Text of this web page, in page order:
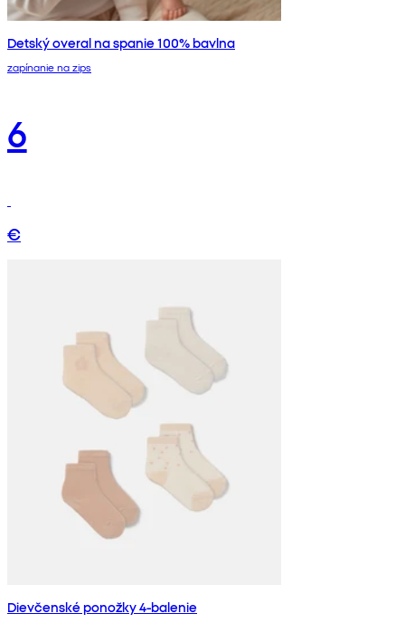
Detský overal na spanie 100% bavlna
zapínanie na zips
6
€
Dievčenské ponožky 4-balenie